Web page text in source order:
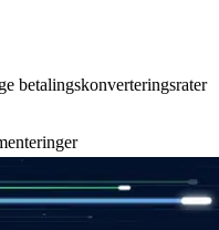
betalingskonverteringsrater